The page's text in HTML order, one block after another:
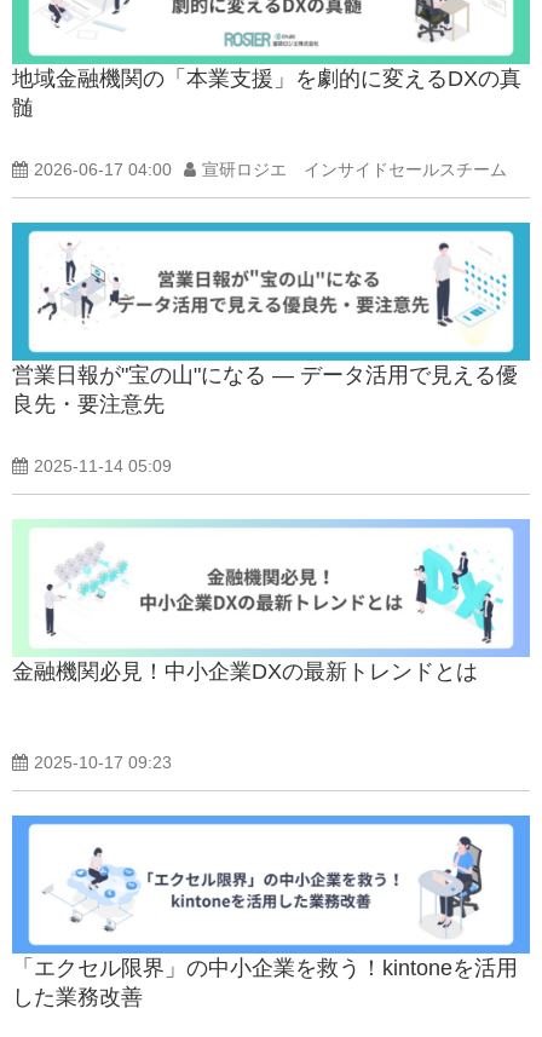
地域金融機関の「本業支援」を劇的に変えるDXの真
髄
2026-06-17 04:00 宣研ロジエ インサイドセールスチーム
営業日報が"宝の山"になる ― データ活用で見える優
良先・要注意先
2025-11-14 05:09
金融機関必見！中小企業DXの最新トレンドとは
2025-10-17 09:23
「エクセル限界」の中小企業を救う！kintoneを活用
した業務改善